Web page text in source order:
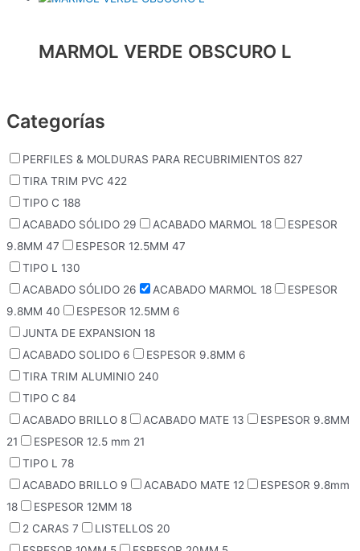
Categorías
PERFILES & MOLDURAS PARA RECUBRIMIENTOS 827
TIRA TRIM PVC 422
TIPO C 188
ACABADO SÓLIDO 29 ACABADO MARMOL 18
ESPESOR
9.8MM 47 ESPESOR 12.5MM 47
TIPO L 130
ACABADO SÓLIDO 26 ACABADO MARMOL 18
ESPESOR
9.8MM 40 ESPESOR 12.5MM 6
JUNTA DE EXPANSION 18
ACABADO SOLIDO 6 ESPESOR 9.8MM 6
TIRA TRIM ALUMINIO 240
TIPO C 84
ACABADO BRILLO 8 ACABADO MATE 13
ESPESOR 9.8MM
21
ESPESOR 12.5 mm 21
TIPO L 78
ACABADO BRILLO 9 ACABADO MATE 12
ESPESOR 9.8mm
18
ESPESOR 12MM 18
2 CARAS 7 LISTELLOS 20
MARMOL VERDE OBSCURO L